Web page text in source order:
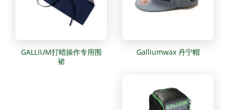
GALLIUM打蜡操作专用围
裙
Galliumwax 丹宁帽